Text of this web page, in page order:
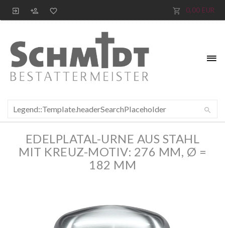
0,00 EUR
EDELPLATAL-URNE AUS STAHL
MIT KREUZ-MOTIV: 276 MM, Ø =
182 MM